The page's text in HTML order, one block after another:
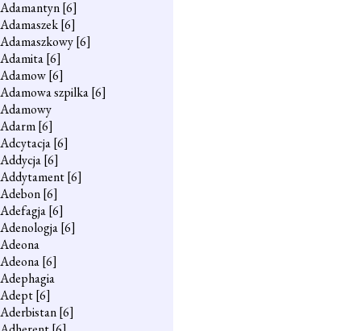
Adamantyn[6]
Adamaszek[6]
Adamaszkowy[6]
Adamita[6]
Adamow[6]
Adamowa szpilka[6]
Adamowy
Adarm[6]
Adcytacja[6]
Addycja[6]
Addytament[6]
Adebon[6]
Adefagja[6]
Adenologja[6]
Adeona
Adeona[6]
Adephagia
Adept[6]
Aderbistan[6]